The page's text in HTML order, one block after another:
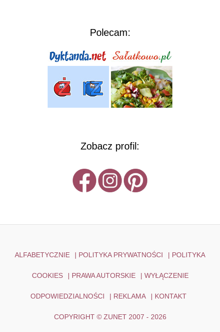
Polecam:
Zobacz profil:
ALFABETYCZNIE | POLITYKA PRYWATNOŚCI | POLITYKA
COOKIES | PRAWA AUTORSKIE | WYŁĄCZENIE
ODPOWIEDZIALNOŚCI | REKLAMA | KONTAKT
COPYRIGHT © ZUNET 2007 - 2026